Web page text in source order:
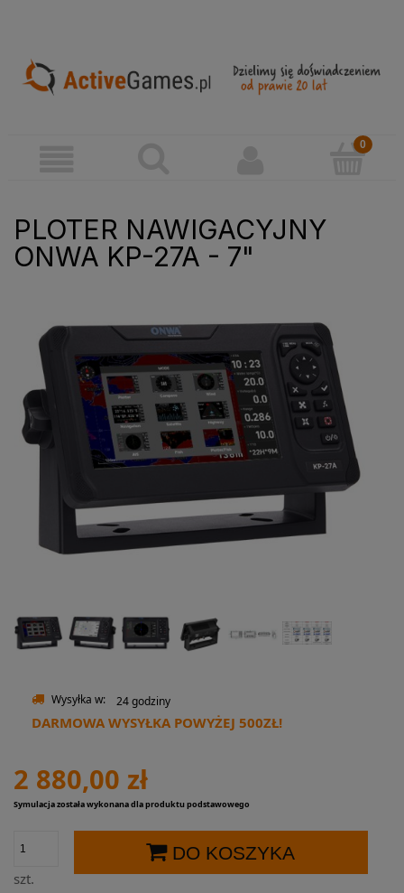
PLOTER NAWIGACYJNY
ONWA KP-27A - 7"
Wysyłka w: 24 godziny
DARMOWA WYSYŁKA POWYŻEJ 500ZŁ!
2 880,00 zł
Symulacja została wykonana dla produktu podstawowego
szt.
DO KOSZYKA